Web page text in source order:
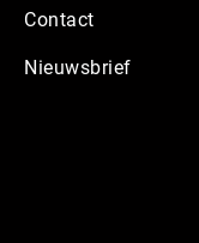
Contact
Nieuwsbrief